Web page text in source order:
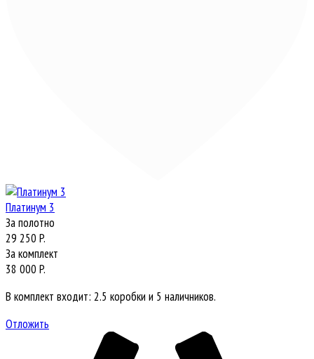
Платинум 3
За полотно
29 250 P.
За комплект
38 000 P.
В комплект входит: 2.5 коробки и 5 наличников.
Отложить